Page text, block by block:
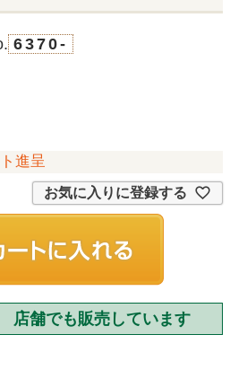
6370-
進呈
お気に入りに登録する
店舗でも販売しています